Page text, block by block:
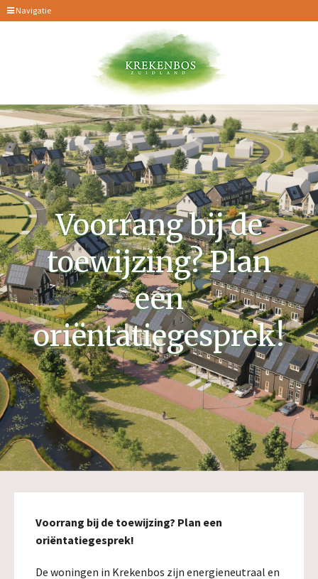
Navigatie
Voorrang bij de
toewijzing? Plan
een
oriëntatiegesprek!
Voorrang bij de toewijzing? Plan een
oriëntatiegesprek!
De woningen in Krekenbos zijn energieneutraal en